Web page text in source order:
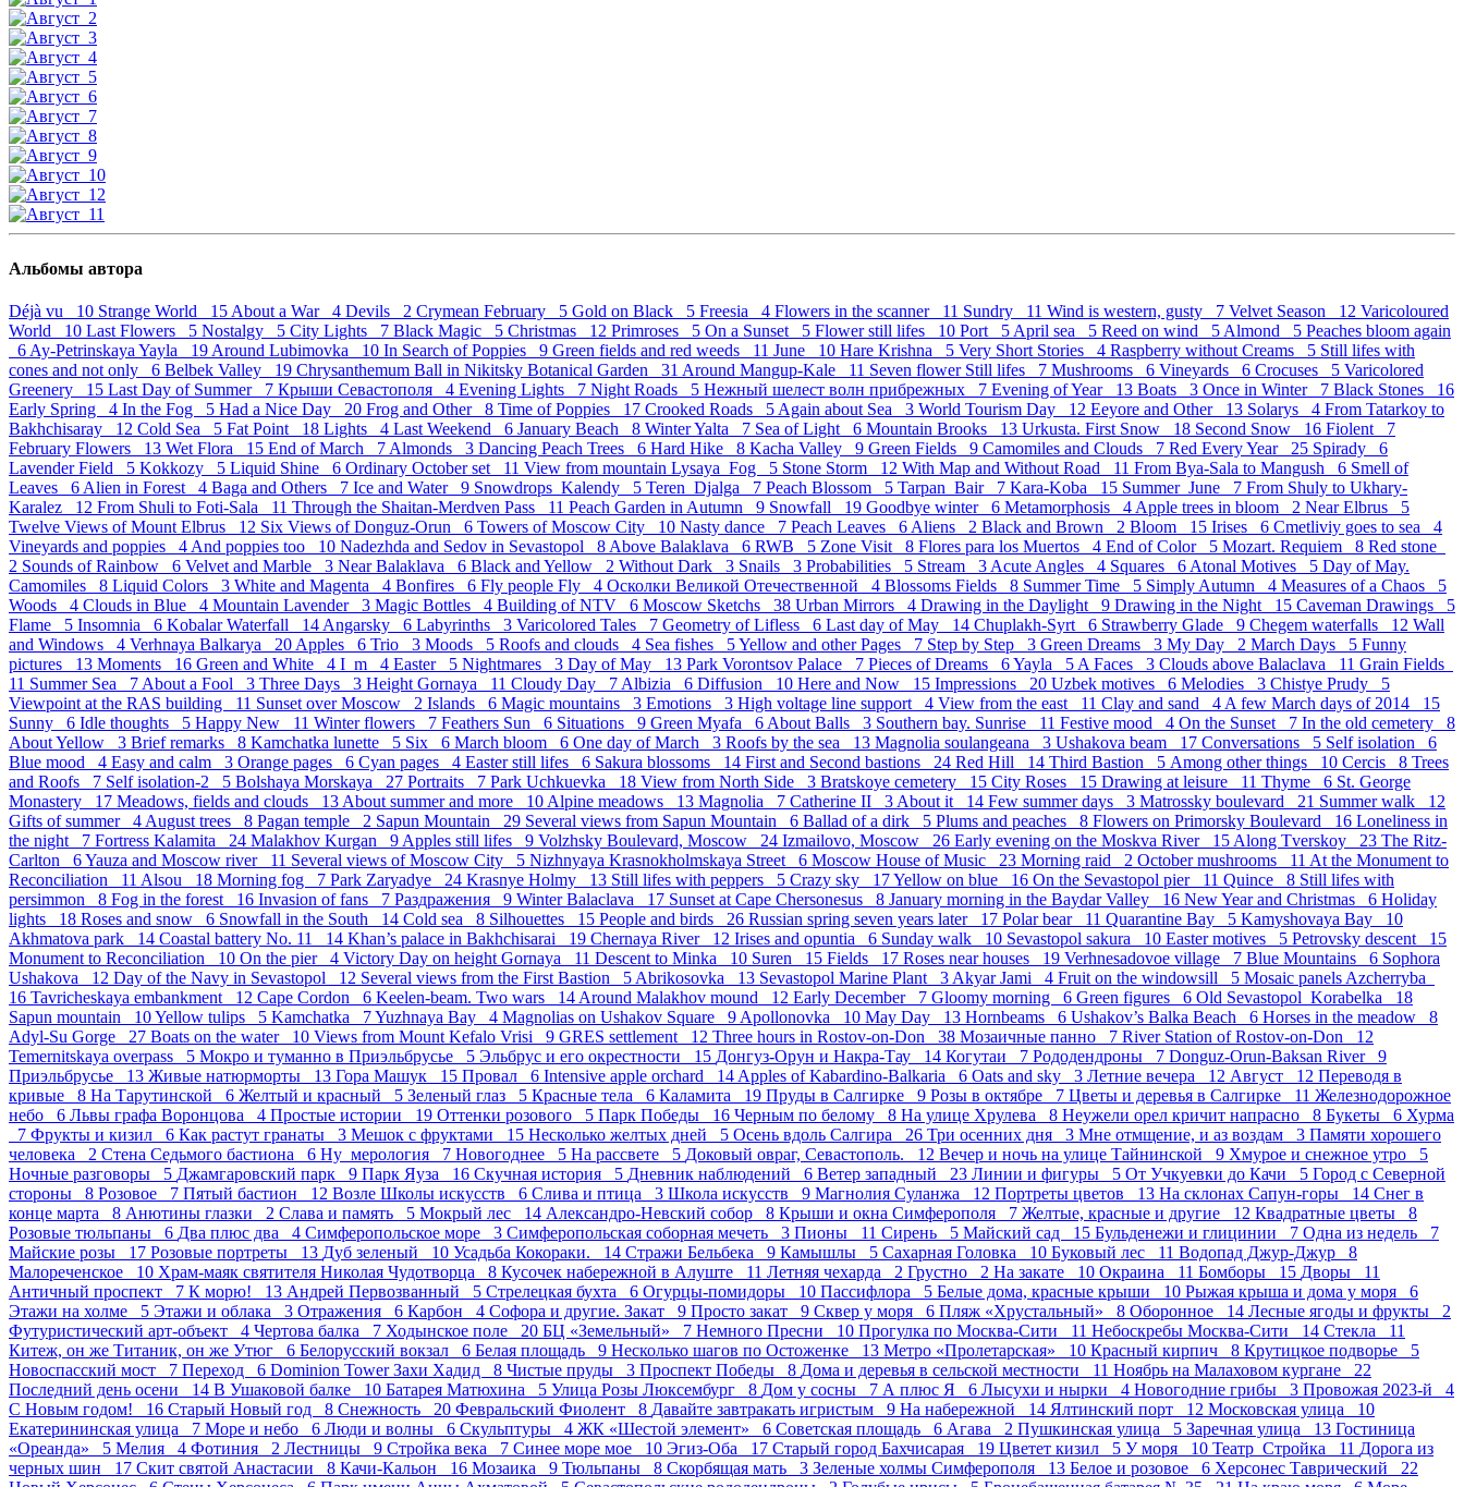
Альбомы автора
Déjà vu 10 Strange World 15 About a War 4 Devils 2 Crymean February 5 Gold on Black 5 Freesia 4 Flowers in the scanner 11 Sundry 11 Wind is western, gusty 7 Velvet Season 12 Varicoloured
World 10 Last Flowers 5 Nostalgy 5 City Lights 7 Black Magic 5 Christmas 12 Primroses 5 On a Sunset 5 Flower still lifes 10 Port 5 April sea 5 Reed on wind 5 Almond 5 Peaches bloom again
6 Ay-Petrinskaya Yayla 19 Around Lubimovka 10 In Search of Poppies 9 Green fields and red weeds 11 June 10 Hare Krishna 5 Very Short Stories 4 Raspberry without Creams 5 Still lifes with
cones and not only 6 Belbek Valley 19 Chrysanthemum Ball in Nikitsky Botanical Garden 31 Around Mangup-Kale 11 Seven flower Still lifes 7 Mushrooms 6 Vineyards 6 Crocuses 5 Varicolored
Greenery 15 Last Day of Summer 7 Крыши Севастополя 4 Evening Lights 7 Night Roads 5 Нежный шелест волн прибрежных 7 Evening of Year 13 Boats 3 Once in Winter 7 Black Stones 16
Early Spring 4 In the Fog 5 Had a Nice Day 20 Frog and Other 8 Time of Poppies 17 Crooked Roads 5 Again about Sea 3 World Tourism Day 12 Eeyore and Other 13 Solarys 4 From Tatarkoy to
Bakhchisaray 12 Cold Sea 5 Fat Point 18 Lights 4 Last Weekend 6 January Beach 8 Winter Yalta 7 Sea of Light 6 Mountain Brooks 13 Urkusta. First Snow 18 Second Snow 16 Fiolent 7
February Flowers 13 Wet Flora 15 End of March 7 Almonds 3 Dancing Peach Trees 6 Hard Hike 8 Kacha Valley 9 Green Fields 9 Camomiles and Clouds 7 Red Every Year 25 Spirady 6
Lavender Field 5 Kokkozy 5 Liquid Shine 6 Ordinary October set 11 View from mountain Lysaya_Fog 5 Stone Storm 12 With Map and Without Road 11 From Bya-Sala to Mangush 6 Smell of
Leaves 6 Alien in Forest 4 Baga and Others 7 Ice and Water 9 Snowdrops_Kalendy 5 Teren_Djalga 7 Peach Blossom 5 Tarpan_Bair 7 Kara-Koba 15 Summer_June 7 From Shuly to Ukhary-
Karalez 12 From Shuli to Foti-Sala 11 Through the Shaitan-Merdven Pass 11 Peach Garden in Autumn 9 Snowfall 19 Goodbye winter 6 Metamorphosis 4 Apple trees in bloom 2 Near Elbrus 5
Twelve Views of Mount Elbrus 12 Six Views of Donguz-Orun 6 Towers of Moscow City 10 Nasty dance 7 Peach Leaves 6 Aliens 2 Black and Brown 2 Bloom 15 Irises 6 Cmetliviy goes to sea 4
Vineyards and poppies 4 And poppies too 10 Nadezhda and Sedov in Sevastopol 8 Above Balaklava 6 RWB 5 Zone Visit 8 Flores para los Muertos 4 End of Color 5 Mozart. Requiem 8 Red stone
2 Sounds of Rainbow 6 Velvet and Marble 3 Near Balaklava 6 Black and Yellow 2 Without Dark 3 Snails 3 Probabilities 5 Stream 3 Acute Angles 4 Squares 6 Atonal Motives 5 Day of May.
Camomiles 8 Liquid Colors 3 White and Magenta 4 Bonfires 6 Fly people Fly 4 Осколки Великой Отечественной 4 Blossoms Fields 8 Summer Time 5 Simply Autumn 4 Measures of a Chaos 5
Woods 4 Clouds in Blue 4 Mountain Lavender 3 Magic Bottles 4 Building of NTV 6 Moscow Sketchs 38 Urban Mirrors 4 Drawing in the Daylight 9 Drawing in the Night 15 Caveman Drawings 5
Flame 5 Insomnia 6 Kobalar Waterfall 14 Angarsky 6 Labyrinths 3 Varicolored Tales 7 Geometry of Lifless 6 Last day of May 14 Chuplakh-Syrt 6 Strawberry Glade 9 Chegem waterfalls 12 Wall
and Windows 4 Verhnaya Balkarya 20 Apples 6 Trio 3 Moods 5 Roofs and clouds 4 Sea fishes 5Yellow and other Pages 7 Step by Step 3 Green Dreams 3 My Day 2 March Days 5 Funny
pictures 13 Moments 16 Green and White 4 I_m 4 Easter 5 Nightmares 3 Day of May 13 Park Vorontsov Palace 7 Pieces of Dreams 6Yayla 5 A Faces 3 Clouds above Balaclava 11 Grain Fields
11 Summer Sea 7 About a Fool 3 Three Days 3 Height Gornaya 11 Cloudy Day 7 Albizia 6 Diffusion 10 Here and Now 15 Impressions 20 Uzbek motives 6 Melodies 3 Chistye Prudy 5
Viewpoint at the RAS building 11 Sunset over Moscow 2 Islands 6 Magic mountains 3 Emotions 3 High voltage line support 4 View from the east 11 Clay and sand 4 A few March days of 2014 15
Sunny 6 Idle thoughts 5 Happy New 11 Winter flowers 7 Feathers Sun 6 Situations 9 Green Myafa 6 About Balls 3 Southern bay. Sunrise 11 Festive mood 4 On the Sunset 7 In the old cemetery 8
About Yellow 3 Brief remarks 8 Kamchatka lunette 5 Six 6 March bloom 6 One day of March 3 Roofs by the sea 13 Magnolia soulangeana 3 Ushakova beam 17 Conversations 5 Self isolation 6
Blue mood 4 Easy and calm 3 Orange pages 6 Cyan pages 4 Easter still lifes 6 Sakura blossoms 14 First and Second bastions 24 Red Hill 14 Third Bastion 5 Аmong other things 10 Cercis 8 Trees
and Roofs 7 Self isolation-2 5 Bolshaya Morskaya 27 Portraits 7 Park Uchkuevka 18 View from North Side 3 Bratskoye cemetery 15 City Roses 15 Drawing at leisure 11 Thyme 6 St. George
Monastery 17 Meadows, fields and clouds 13 About summer and more 10 Alpine meadows 13 Magnolia 7 Catherine II 3 About it 14 Few summer days 3 Matrossky boulevard 21 Summer walk 12
Gifts of summer 4 August trees 8 Pagan temple 2 Sapun Mountain 29 Several views from Sapun Mountain 6 Ballad of a dirk 5 Plums and peaches 8 Flowers on Primorsky Boulevard 16 Loneliness in
the night 7 Fortress Kalamita 24 Malakhov Kurgan 9 Apples still lifes 9 Volzhsky Boulevard, Moscow 24 Izmailovo, Moscow 26 Early evening on the Moskva River 15 Along Tverskoy 23 The Ritz-
Carlton 6Yauza and Moscow river 11 Several views of Moscow City 5 Nizhnyaya Krasnokholmskaya Street 6 Moscow House of Music 23 Morning raid 2 October mushrooms 11 At the Monument to
Reconciliation 11 Alsou 18 Morning fog 7 Park Zaryadye 24 Krasnye Holmy 13 Still lifes with peppers 5 Crazy sky 17Yellow on blue 16 On the Sevastopol pier 11 Quince 8 Still lifes with
persimmon 8 Fog in the forest 16 Invasion of fans 7 Раздражения 9 Winter Balaclava 17 Sunset at Cape Chersonesus 8 January morning in the Baydar Valley 16 New Year and Christmas 6 Holiday
lights 18 Roses and snow 6 Snowfall in the South 14 Cold sea 8 Silhouettes 15 People and birds 26 Russian spring seven years later 17 Polar bear 11 Quarantine Bay 5 Kamyshovaya Bay 10
Akhmatova park 14 Coastal battery No. 11 14 Khan’s palace in Bakhchisarai 19 Chernaya River 12 Irises and opuntia 6 Sunday walk 10 Sevastopol sakura 10 Easter motives 5 Petrovsky descent 15
Monument to Reconciliation 10 On the pier 4 Victory Day on height Gornaya 11 Descent to Minka 10 Suren 15 Fields 17 Roses near houses 19 Verhnesadovoe village 7 Blue Mountains 6 Sophora
Ushakova 12 Day of the Navy in Sevastopol 12 Several views from the First Bastion 5 Abrikosovka 13 Sevastopol Marine Plant 3 Akyar Jami 4 Fruit on the windowsill 5 Mosaic panels Azcherryba
16 Tavricheskaya embankment 12 Cape Cordon 6 Keelen-beam. Two wars 14 Around Malakhov mound 12 Early December 7 Gloomy morning 6 Green figures 6 Old Sevastopol_Korabelka 18
Sapun mountain 10Yellow tulips 5 Kamchatka 7Yuzhnaya Bay 4 Magnolias on Ushakov Square 9 Apollonovka 10 May Day 13 Hornbeams 6 Ushakov’s Balka Beach 6 Horses in the meadow 8
Adyl-Su Gorge 27 Boats on the water 10 Views from Mount Kefalo Vrisi 9 GRES settlement 12 Three hours in Rostov-on-Don 38 Мозаичные панно 7 River Station of Rostov-on-Don 12
Temernitskaya overpass 5 Мокро и туманно в Приэльбрусье 5 Эльбрус и его окрестности 15 Донгуз-Орун и Накра-Тау 14 Когутаи 7 Рододендроны 7 Donguz-Orun-Baksan River 9
Приэльбрусье 13 Живые натюрморты 13 Гора Машук 15 Провал 6 Intensive apple orchard 14 Apples of Kabardino-Balkaria 6 Oats and sky 3 Летние вечера 12 Август 12 Переводя в
кривые 8 На Тарутинской 6 Желтый и красный 5 Зеленый глаз 5 Красные тела 6 Каламита 19 Пруды в Салгирке 9 Розы в октябре 7 Цветы и деревья в Салгирке 11 Железнодорожное
небо 6 Львы графа Воронцова 4 Простые истории 19 Оттенки розового 5 Парк Победы 16 Черным по белому 8 На улице Хрулева 8 Неужели орел кричит напрасно 8 Букеты 6 Хурма
7 Фрукты и кизил 6 Как растут гранаты 3 Мешок с фруктами 15 Несколько желтых дней 5 Осень вдоль Салгира 26 Три осенних дня 3 Мне отмщение, и аз воздам 3 Памяти хорошего
человека 2 Стена Седьмого бастиона 6 Ну_мерология 7 Новогоднее 5 На рассвете 5 Доковый овраг, Севастополь. 12 Вечер и ночь на улице Тайнинской 9 Хмурое и снежное утро 5
Ночные разговоры 5 Джамгаровский парк 9 Парк Яуза 16 Скучная история 5 Дневник наблюдений 6 Ветер западный 23 Линии и фигуры 5 От Учкуевки до Качи 5 Город с Северной
стороны 8 Розовое 7 Пятый бастион 12 Возле Школы искусств 6 Слива и птица 3 Школа искусств 9 Магнолия Суланжа 12 Портреты цветов 13 На склонах Сапун-горы 14 Снег в
конце марта 8 Анютины глазки 2 Слава и память 5 Мокрый лес 14 Александро-Невский собор 8 Крыши и окна Симферополя 7 Желтые, красные и другие 12 Квадратные цветы 8
Розовые тюльпаны 6 Два плюс два 4 Симферопольское море 3 Симферопольская соборная мечеть 3 Пионы 11 Сирень 5 Майский сад 15 Бульденежи и глицинии 7 Одна из недель 7
Майские розы 17 Розовые портреты 13 Дуб зеленый 10 Усадьба Кокораки. 14 Стражи Бельбека 9 Камышлы 5 Сахарная Головка 10 Буковый лес 11 Водопад Джур-Джур 8
Малореченское 10 Храм-маяк святителя Николая Чудотворца 8 Кусочек набережной в Алуште 11 Летняя чехарда 2 Грустно 2 На закате 10 Окраина 11 Бомборы 15 Дворы 11
Античный проспект 7 К морю! 13 Андрей Первозванный 5 Стрелецкая бухта 6 Огурцы-помидоры 10 Пасcифлора 5 Белые дома, красные крыши 10 Рыжая крыша и дома у моря 6
Этажи на холме 5 Этажи и облака 3 Отражения 6 Карбон 4 Софора и другие. Закат 9 Просто закат 9 Сквер у моря 6 Пляж «Хрустальный» 8 Оборонное 14 Лесные ягоды и фрукты 2
Футуристический арт-объект 4 Чертова балка 7 Ходынское поле 20 БЦ «Земельный» 7 Немного Пресни 10 Прогулка по Москва-Сити 11 Небоскребы Москва-Сити 14 Стекла 11
Китеж, он же Титаник, он же Утюг 6 Белорусский вокзал 6 Белая площадь 9 Несколько шагов по Остоженке 13 Метро «Пролетарская» 10 Красный кирпич 8 Крутицкое подворье 5
Новоспасский мост 7 Переход 6 Dominion Tower Захи Хадид 8 Чистые пруды 3 Проспект Победы 8 Дома и деревья в сельской местности 11 Ноябрь на Малаховом кургане 22
Последний день осени 14 В Ушаковой балке 10 Батарея Матюхина 5 Улица Розы Люксембург 8 Дом у сосны 7 А плюс Я 6 Лысухи и нырки 4 Новогодние грибы 3 Провожая 2023-й 4
С Новым годом! 16 Старый Новый год 8 Снежность 20 Февральский Фиолент 8 Давайте завтракать игристым 9 На набережной 14 Ялтинский порт 12 Московская улица 10
Екатерининская улица 7 Море и небо 6 Люди и волны 6 Скульптуры 4 ЖК «Шестой элемент» 6 Советская площадь 6 Агава 2 Пушкинская улица 5 Заречная улица 13 Гостиница
«Ореанда» 5 Мелия 4 Фотиния 2 Лестницы 9 Стройка века 7 Синее море мое 10 Эгиз-Оба 17 Старый город Бахчисарая 19 Цветет кизил 5 У моря 10 Театр_Стройка 11 Дорога из
черных шин 17 Скит святой Анастасии 8 Качи-Кальон 16 Мозаика 9 Тюльпаны 8 Скорбящая мать 3 Зеленые холмы Симферополя 13 Белое и розовое 6 Херсонес Таврический 22